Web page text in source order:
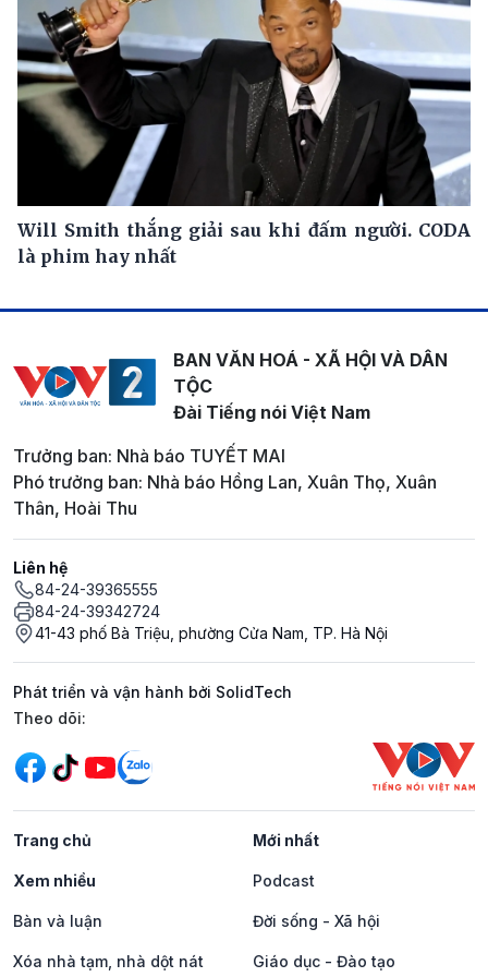
Will Smith thắng giải sau khi đấm người. CODA
là phim hay nhất
BAN VĂN HOÁ - XÃ HỘI VÀ DÂN
TỘC
Đài Tiếng nói Việt Nam
Trưởng ban: Nhà báo TUYẾT MAI
Phó trưởng ban: Nhà báo Hồng Lan, Xuân Thọ, Xuân
Thân, Hoài Thu
Liên hệ
84-24-39365555
84-24-39342724
41-43 phố Bà Triệu, phường Cửa Nam, TP. Hà Nội
Phát triển và vận hành bởi SolidTech
Mạng xã hội
Theo dõi:
Trang chủ Mới nhất
Xem nhiều Podcast
Bàn và luận Đời sống - Xã hội
Xóa nhà tạm, nhà dột nát Giáo dục - Đào tạo